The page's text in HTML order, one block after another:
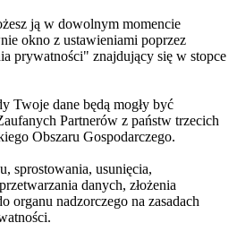
ją w dowolnym momencie
okno z ustawieniami poprzez
prywatności" znajdujący się w stopce
Twoje dane będą mogły być
Partnerów z państw trzecich
Obszaru Gospodarczego.
sprostowania, usunięcia,
danych, złożenia
organu nadzorczego na zasadach